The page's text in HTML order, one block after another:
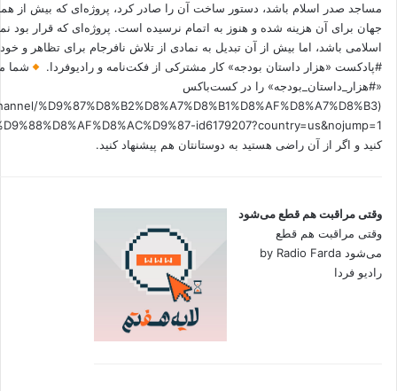
مساجد صدر اسلام باشد، دستور ساخت آن را صادر کرد، پروژه‌ای که بیش از
جهان برای آن هزینه شده و هنوز به اتمام نرسیده است. پروژه‌ای که قرار بود
اسلامی باشد، اما بیش از آن تبدیل به نمادی از تلاش نافرجام برای تظاهر و
#پادکست «هزار داستان بودجه» کار مشترکی از فکت‌نامه و رادیوفردا.
شما
«#هزار_داستان_بودجه» را در کست‌باکس
%D9%87%D8%B2%D8%A7%D8%B1%D8%AF%D8%A7%D8%B3
کنید و اگر از آن راضی هستید به دوستانتان هم پیشنهاد کنید.
وقتی مراقبت هم قطع می‌شود
وقتی مراقبت هم قطع
می‌شود by Radio Farda
رادیو فردا